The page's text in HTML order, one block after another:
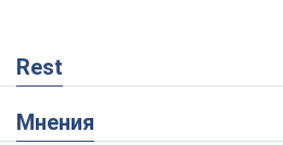
Rest
Мнения